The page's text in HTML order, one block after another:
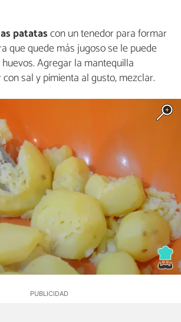
patatascon un tenedor para formar
que quede más jugoso se le puede
Agregar la mantequilla
sal y pimienta al gusto, mezclar.